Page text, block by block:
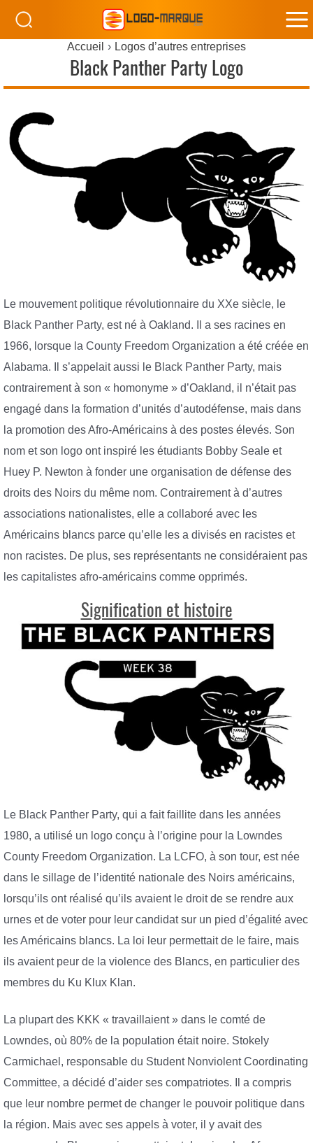
Accueil Logos d’autres entreprises
Black Panther Party Logo
Le mouvement politique révolutionnaire du XXe siècle, le
Black Panther Party, est né à Oakland. Il a ses racines en
1966, lorsque la County Freedom Organization a été créée en
Alabama. Il s’appelait aussi le Black Panther Party, mais
contrairement à son « homonyme » d’Oakland, il n’était pas
engagé dans la formation d’unités d’autodéfense, mais dans
la promotion des Afro-Américains à des postes élevés. Son
nom et son logo ont inspiré les étudiants Bobby Seale et
Huey P. Newton à fonder une organisation de défense des
droits des Noirs du même nom. Contrairement à d’autres
associations nationalistes, elle a collaboré avec les
Américains blancs parce qu’elle les a divisés en racistes et
non racistes. De plus, ses représentants ne considéraient pas
les capitalistes afro-américains comme opprimés.
Signification et histoire
Le Black Panther Party, qui a fait faillite dans les années
1980, a utilisé un logo conçu à l’origine pour la Lowndes
County Freedom Organization. La LCFO, à son tour, est née
dans le sillage de l’identité nationale des Noirs américains,
lorsqu’ils ont réalisé qu’ils avaient le droit de se rendre aux
urnes et de voter pour leur candidat sur un pied d’égalité avec
les Américains blancs. La loi leur permettait de le faire, mais
ils avaient peur de la violence des Blancs, en particulier des
membres du Ku Klux Klan.
La plupart des KKK « travaillaient » dans le comté de
Lowndes, où 80% de la population était noire. Stokely
Carmichael, responsable du Student Nonviolent Coordinating
Committee, a décidé d’aider ses compatriotes. Il a compris
que leur nombre permet de changer le pouvoir politique dans
la région. Mais avec ses appels à voter, il y avait des